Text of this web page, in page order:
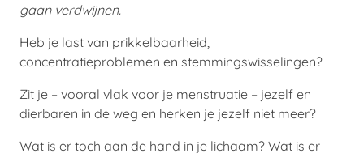
gaan verdwijnen.
Heb je last van prikkelbaarheid,
concentratieproblemen en stemmingswisselingen?
Zit je – vooral vlak voor je menstruatie – jezelf en
dierbaren in de weg en herken je jezelf niet meer?
Wat is er toch aan de hand in je lichaam? Wat is er